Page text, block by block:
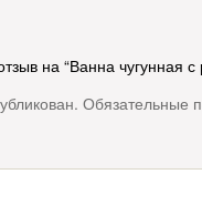
на “Ванна
Обязательные